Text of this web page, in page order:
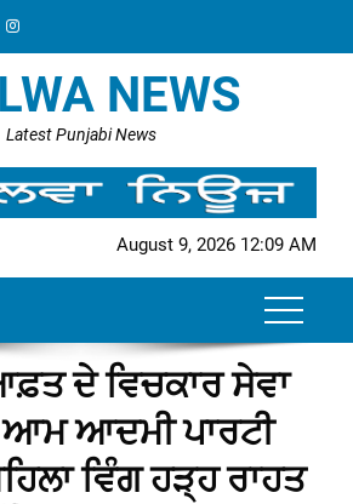
NEWS
Latest Punjabi News
August 9, 2026 12:09 AM
ਦੇ ਵਿਚਕਾਰ ਸੇਵਾ
ਆਮ ਆਦਮੀ ਪਾਰਟੀ
ਵਿੰਗ ਹੜ੍ਹ ਰਾਹਤ